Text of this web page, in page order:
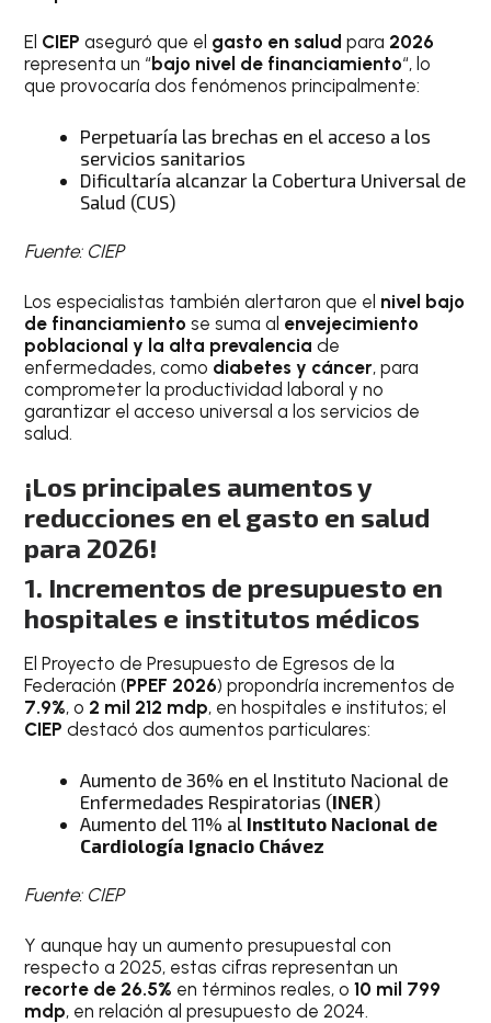
El CIEP aseguró que el gasto en salud para 2026
representa un “bajo nivel de financiamiento“, lo
que provocaría dos fenómenos principalmente:
Perpetuaría las brechas en el acceso a los
servicios sanitarios
Dificultaría alcanzar la Cobertura Universal de
Salud (CUS)
Fuente: CIEP
Los especialistas también alertaron que el nivel bajo
de financiamiento se suma al envejecimiento
poblacional y la alta prevalencia de
enfermedades, como diabetes y cáncer, para
comprometer la productividad laboral y no
garantizar el acceso universal a los servicios de
salud.
¡Los principales aumentos y
reducciones en el gasto en salud
para 2026!
1. Incrementos de presupuesto en
hospitales e institutos médicos
El Proyecto de Presupuesto de Egresos de la
Federación (PPEF 2026) propondría incrementos de
7.9%, o 2 mil 212 mdp, en hospitales e institutos; el
CIEP destacó dos aumentos particulares:
Aumento de 36% en el Instituto Nacional de
Enfermedades Respiratorias (INER)
Aumento del 11% al Instituto Nacional de
Cardiología Ignacio Chávez
Fuente: CIEP
Y aunque hay un aumento presupuestal con
respecto a 2025, estas cifras representan un
recorte de 26.5% en términos reales, o10 mil 799
mdp, en relación al presupuesto de 2024.